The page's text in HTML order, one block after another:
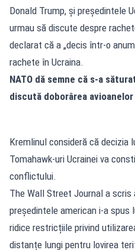
Donald Trump, și președintele
urmau să discute despre
declarat că a „decis într-o
rachete în Ucraina.
NATO dă semne că s-a
discută doborârea
Kremlinul consideră că decizia
Tomahawk-uri Ucrainei va
conflictului.
The Wall Street Journal a scris
președintele american i-a
ridice restricțiile privind
distanțe lungi pentru lovirea